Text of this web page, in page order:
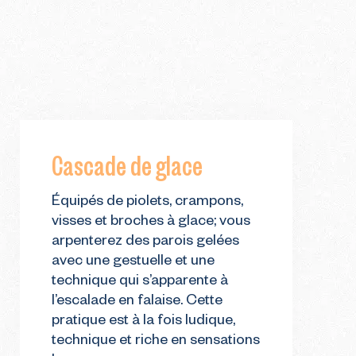
Cascade de glace
Équipés de piolets, crampons,
visses et broches à glace; vous
arpenterez des parois gelées
avec une gestuelle et une
technique qui s’apparente à
l’escalade en falaise. Cette
pratique est à la fois ludique,
technique et riche en sensations